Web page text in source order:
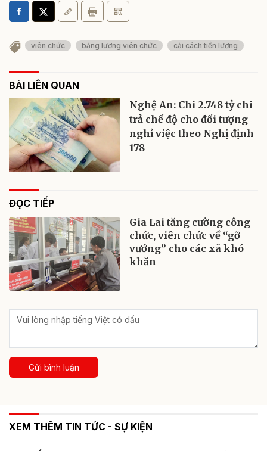
viên chức bảng lương viên chức cải cách tiền lương
BÀI LIÊN QUAN
Nghệ An: Chi 2.748 tỷ chi
trả chế độ cho đối tượng
nghỉ việc theo Nghị định
178
ĐỌC TIẾP
Gia Lai tăng cường công
chức, viên chức về “gỡ
vướng” cho các xã khó
khăn
Gửi bình luận
XEM THÊM TIN TỨC - SỰ KIỆN